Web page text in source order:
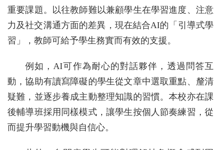
重要課題。以往教師難以兼顧學生在學習進度、注意
力及社交溝通方面的差異，現在結合AI的「引導式學
習」，教師可給予學生務實而有效的支援。
例如，AI可作為耐心的對話夥伴，透過問答互
動，協助有讀寫障礙的學生從文章中選取重點、釐清
疑難，並逐步養成主動整理知識的習慣。本校亦在課
後輔導班採用同樣模式，讓學生按個人節奏練習，從
而提升學習動機與自信心。